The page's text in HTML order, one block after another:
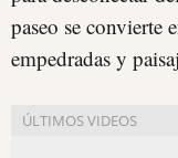
paseo se convierte
empedradas y